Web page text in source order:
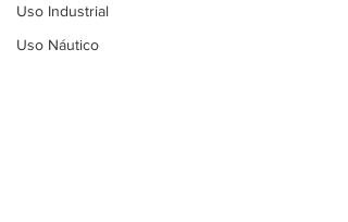
Uso Industrial
Uso Náutico